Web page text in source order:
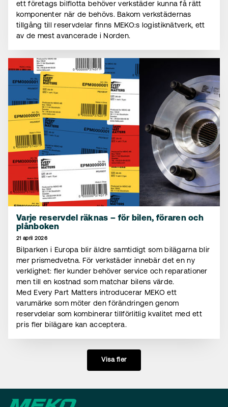
ett företags bilflotta behöver verkstäder kunna få rätt
komponenter när de behövs. Bakom verkstädernas
tillgång till reservdelar finns MEKO:s logistiknätverk, ett
av de mest avancerade i Norden.
Varje reservdel räknas – för bilen, föraren och
plånboken
21 april 2026
Bilparken i Europa blir äldre samtidigt som bilägarna blir
mer prismedvetna. För verkstäder innebär det en ny
verklighet: fler kunder behöver service och reparationer
men till en kostnad som matchar bilens värde.
Med Every Part Matters introducerar MEKO ett
varumärke som möter den förändringen genom
reservdelar som kombinerar tillförlitlig kvalitet med ett
pris fler bilägare kan acceptera.
Visa fler